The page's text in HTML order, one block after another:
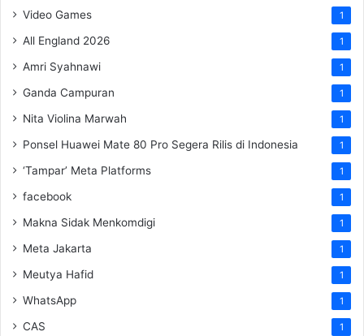
Video Games 1
All England 2026 1
Amri Syahnawi 1
Ganda Campuran 1
Nita Violina Marwah 1
Ponsel Huawei Mate 80 Pro Segera Rilis di Indonesia 1
‘Tampar’ Meta Platforms 1
facebook 1
Makna Sidak Menkomdigi 1
Meta Jakarta 1
Meutya Hafid 1
WhatsApp 1
CAS 1